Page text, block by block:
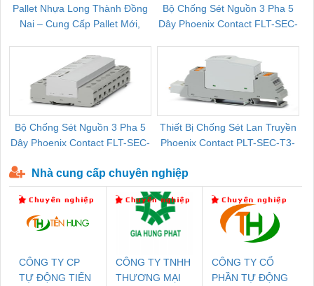
Pallet Nhựa Long Thành Đồng
Nai – Cung Cấp Pallet Mới,
Bộ Chống Sét Nguồn 3 Pha 5
Dây Phoenix Contact FLT-SEC-
Bộ Chống Sét Nguồn 3 Pha 5
Dây Phoenix Contact FLT-SEC-
Thiết Bị Chống Sét Lan Truyền
Phoenix Contact PLT-SEC-T3-
Nhà cung cấp chuyên nghiệp
CÔNG TY CP
TỰ ĐỘNG TIẾN
CÔNG TY TNHH
THƯƠNG MẠI
CÔNG TY CỔ
PHẦN TỰ ĐỘNG